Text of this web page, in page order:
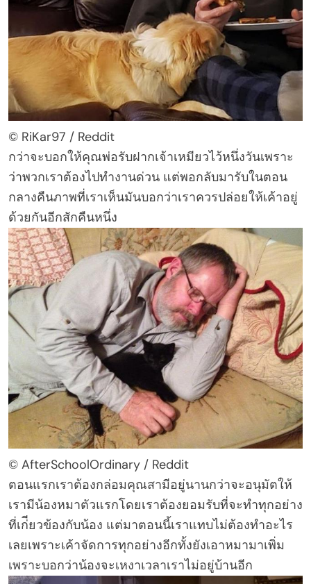
© RiKar97 / Reddit
กว่าจะบอกให้คุณพ่อรับฝากเจ้าเหมียวไว้หนึ่งวันเพราะ
ว่าพวกเราต้องไปทำงานด่วน แต่พอกลับมารับในตอน
กลางคืนภาพที่เราเห็นมันบอกว่าเราควรปล่อยให้เค้าอยู่
ด้วยกันอีกสักคืนหนึ่ง
© AfterSchoolOrdinary / Reddit
ตอนแรกเราต้องกล่อมคุณสามีอยู่นานกว่าจะอนุมัตให้
เรามีน้องหมาตัวแรกโดยเราต้องยอมรับที่จะทำทุกอย่าง
ที่เก่ียวข้องกับน้อง แต่มาตอนนี้เราแทบไม่ต้องทำอะไร
เลยเพราะเค้าจัดการทุกอย่างอีกทั้งยังเอาหมามาเพิ่ม
เพราะบอกว่าน้องจะเหงาเวลาเราไม่อยู่บ้านอีก